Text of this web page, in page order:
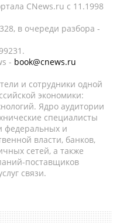
CNews.ru c 11.1998
в очереди разбора -
- book@cnews.ru
и сотрудники одной
экономики:
Ядро аудитории
специалисты
федеральных и
власти, банков,
сетей, а также
поставщиков
связи.